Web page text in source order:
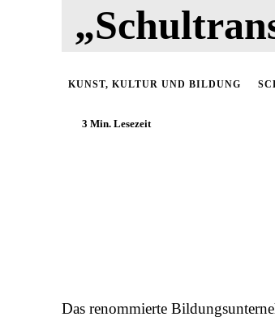
KUNST, KULTUR UND BILDUNG
3 Min. Lesezeit
Das renommierte